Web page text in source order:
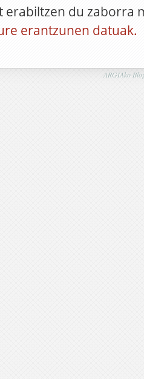
erabiltzen du zaborra
erantzunen datuak.
ARGIAko